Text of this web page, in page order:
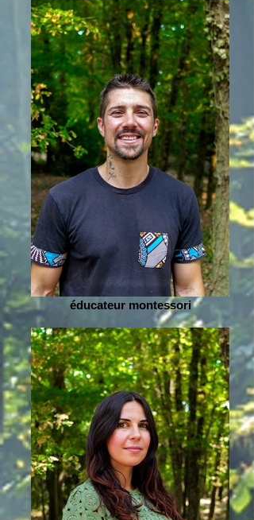
éducateur montessori